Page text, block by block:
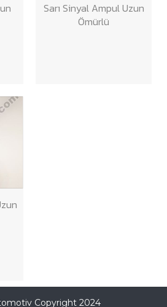
Sarı Sinyal Ampul Uzun
Ömürlü
Copyright 2024